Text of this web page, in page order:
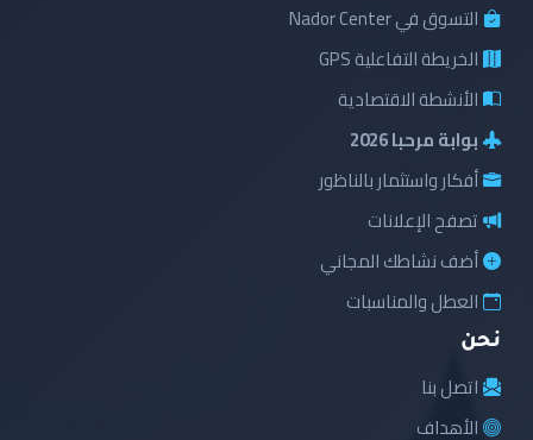
التسوق في Nador Center
الخريطة التفاعلية GPS
الأنشطة الاقتصادية
بوابة مرحبا 2026
أفكار واستثمار بالناظور
تصفح الإعلانات
أضف نشاطك المجاني
العطل والمناسبات
نحن
اتصل بنا
الأهداف